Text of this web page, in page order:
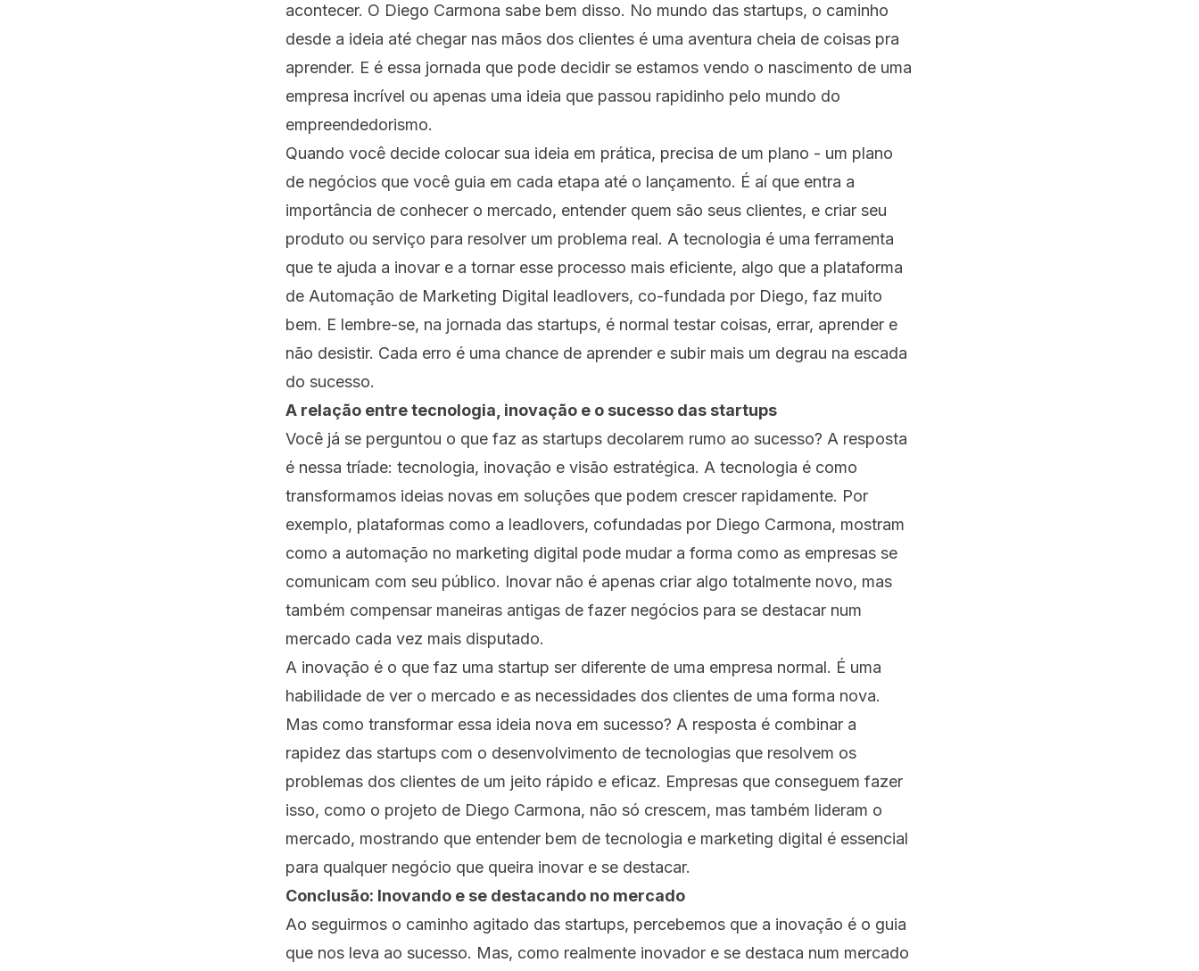
acontecer. O Diego Carmona sabe bem disso. No mundo das startups, o caminho
desde a ideia até chegar nas mãos dos clientes é uma aventura cheia de coisas pra
aprender. E é essa jornada que pode decidir se estamos vendo o nascimento de uma
empresa incrível ou apenas uma ideia que passou rapidinho pelo mundo do
empreendedorismo.
Quando você decide colocar sua ideia em prática, precisa de um plano - um plano
de negócios que você guia em cada etapa até o lançamento. É aí que entra a
importância de conhecer o mercado, entender quem são seus clientes, e criar seu
produto ou serviço para resolver um problema real. A tecnologia é uma ferramenta
que te ajuda a inovar e a tornar esse processo mais eficiente, algo que a plataforma
de Automação de Marketing Digital leadlovers, co-fundada por Diego, faz muito
bem. E lembre-se, na jornada das startups, é normal testar coisas, errar, aprender e
não desistir. Cada erro é uma chance de aprender e subir mais um degrau na escada
do sucesso.
A relação entre tecnologia, inovação e o sucesso das startups
Você já se perguntou o que faz as startups decolarem rumo ao sucesso? A resposta
é nessa tríade: tecnologia, inovação e visão estratégica. A tecnologia é como
transformamos ideias novas em soluções que podem crescer rapidamente. Por
exemplo, plataformas como a leadlovers, cofundadas por Diego Carmona, mostram
como a automação no marketing digital pode mudar a forma como as empresas se
comunicam com seu público. Inovar não é apenas criar algo totalmente novo, mas
também compensar maneiras antigas de fazer negócios para se destacar num
mercado cada vez mais disputado.
A inovação é o que faz uma startup ser diferente de uma empresa normal. É uma
habilidade de ver o mercado e as necessidades dos clientes de uma forma nova.
Mas como transformar essa ideia nova em sucesso? A resposta é combinar a
rapidez das startups com o desenvolvimento de tecnologias que resolvem os
problemas dos clientes de um jeito rápido e eficaz. Empresas que conseguem fazer
isso, como o projeto de Diego Carmona, não só crescem, mas também lideram o
mercado, mostrando que entender bem de tecnologia e marketing digital é essencial
para qualquer negócio que queira inovar e se destacar.
Conclusão: Inovando e se destacando no mercado
Ao seguirmos o caminho agitado das startups, percebemos que a inovação é o guia
que nos leva ao sucesso. Mas, como realmente inovador e se destaca num mercado